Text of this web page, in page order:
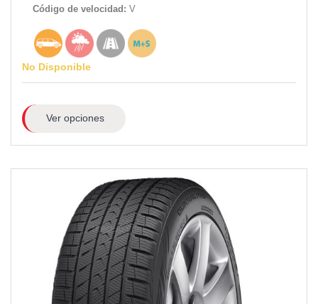
Código de velocidad: V
No Disponible
Ver opciones